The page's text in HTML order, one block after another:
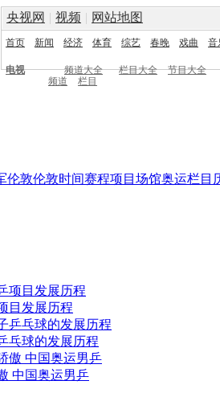
央视网 | 视频 | 网站地图
首页 新闻 经济 体育 综艺 春晚 戏曲 音
电视 频道大全 栏目大全 节目大全
频道
栏目
伦敦伦敦时间赛程项目 场馆奥运栏目
目发展历程
乓球的发展历程
中国奥运男乒